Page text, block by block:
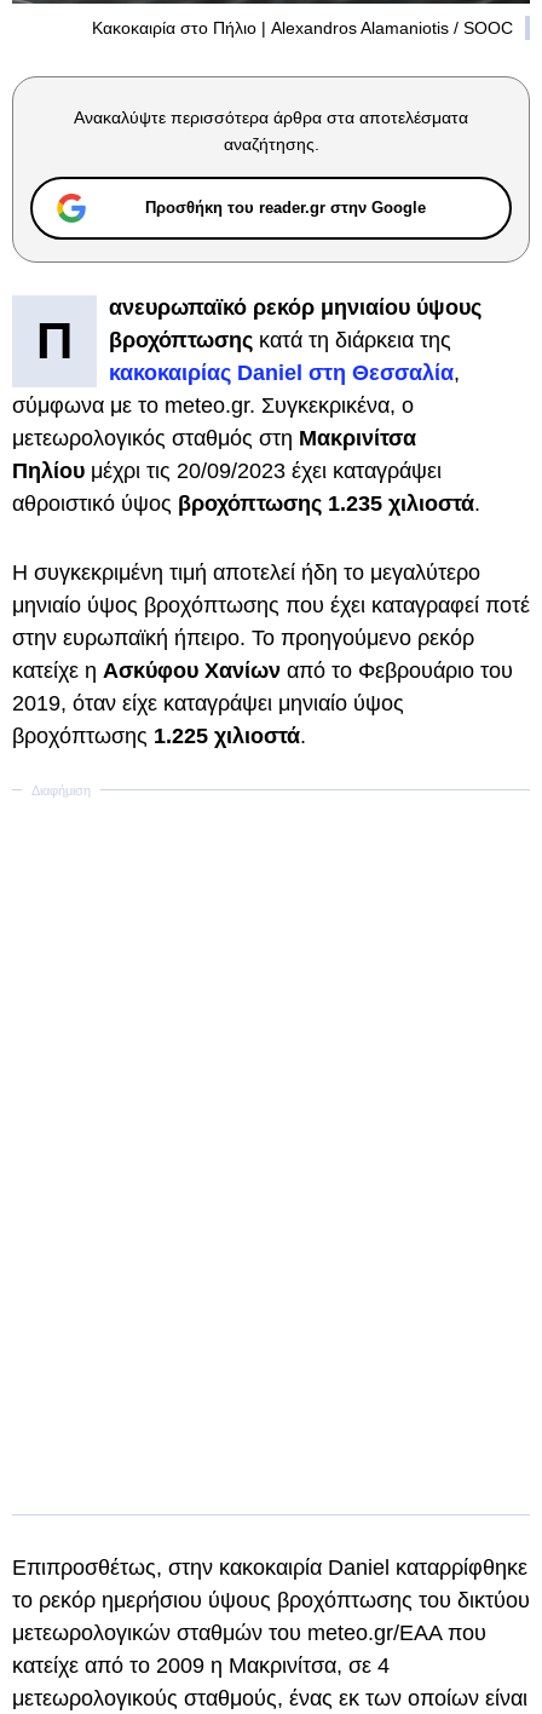
Κακοκαιρία στο Πήλιο | Alexandros Alamaniotis / SOOC
Ανακαλύψτε περισσότερα άρθρα στα αποτελέσματα
αναζήτησης.
Προσθήκη του reader.gr στην Google
Π
ανευρωπαϊκό ρεκόρ μηνιαίου ύψους
βροχόπτωσης κατά τη διάρκεια της
κακοκαιρίας Daniel στη Θεσσαλία,
σύμφωνα με το meteo.gr. Συγκεκρικένα, ο
μετεωρολογικός σταθμός στη Μακρινίτσα
Πηλίου μέχρι τις 20/09/2023 έχει καταγράψει
αθροιστικό ύψος βροχόπτωσης 1.235 χιλιοστά.
Η συγκεκριμένη τιμή αποτελεί ήδη το μεγαλύτερο
μηνιαίο ύψος βροχόπτωσης που έχει καταγραφεί ποτέ
στην ευρωπαϊκή ήπειρο. Το προηγούμενο ρεκόρ
κατείχε η Ασκύφου Χανίων από το Φεβρουάριο του
2019, όταν είχε καταγράψει μηνιαίο ύψος
βροχόπτωσης 1.225 χιλιοστά.
Επιπροσθέτως, στην κακοκαιρία Daniel καταρρίφθηκε
το ρεκόρ ημερήσιου ύψους βροχόπτωσης του δικτύου
μετεωρολογικών σταθμών του meteo.gr/ΕΑΑ που
κατείχε από το 2009 η Μακρινίτσα, σε 4
μετεωρολογικούς σταθμούς, ένας εκ των οποίων είναι